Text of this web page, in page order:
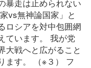
暴走は止められない
vs無神論国家」と
ロシアを対中包囲網
ています。 我が党
大戦へと広がること
ます。 （※３） フ